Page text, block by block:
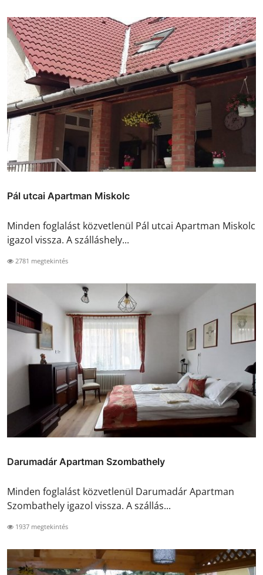
Pál utcai Apartman Miskolc
Minden foglalást közvetlenül Pál utcai Apartman Miskolc
igazol vissza. A szálláshely...
2781 megtekintés
Darumadár Apartman Szombathely
Minden foglalást közvetlenül Darumadár Apartman
Szombathely igazol vissza. A szállás...
1937 megtekintés